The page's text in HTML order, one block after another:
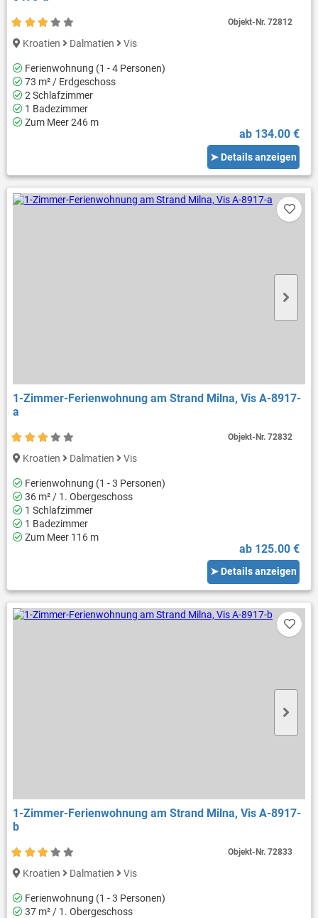
Kroatien Dalmatien Vis
Ferienwohnung (1 - 4 Personen)
73 m² / Erdgeschoss
2 Schlafzimmer
1 Badezimmer
Zum Meer 246 m
ab 134.00 €
➤ Details anzeigen
Objekt-Nr.72812
1-Zimmer-Ferienwohnung am Strand Milna, Vis A-8917-
a
Kroatien Dalmatien Vis
Ferienwohnung (1 - 3 Personen)
36 m² / 1. Obergeschoss
1 Schlafzimmer
1 Badezimmer
Zum Meer 116 m
ab 125.00 €
➤ Details anzeigen
Objekt-Nr.72832
1-Zimmer-Ferienwohnung am Strand Milna, Vis A-8917-
b
Kroatien Dalmatien Vis
Ferienwohnung (1 - 3 Personen)
37 m² / 1. Obergeschoss
Objekt-Nr.72833